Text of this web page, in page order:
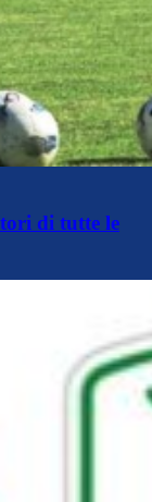
di tutte le